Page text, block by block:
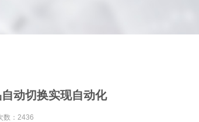
动切换实现自动化
数：2436